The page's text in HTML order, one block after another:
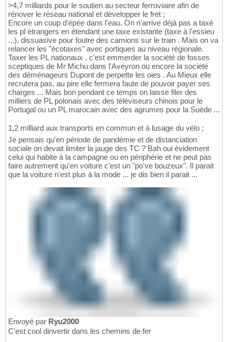
>4,7 milliards pour le soutien au secteur ferroviaire afin de
rénover le réseau national et développer le fret ;
Encore un coup d'épée dans l'eau. On n'arrive déjà pas a taxé
les pl étrangers en étendant une taxe existante (taxe à l'essieu
...), dissuasive pour foutre des camions sur le train . Mais on va
relancer les "écotaxes" avec portiques au niveau régionale.
Taxer les PL nationaux , c'est emmerder la société de fosses
sceptiques de Mr Michu dans l'Aveyron ou encore la société
des déménageurs Dupont de perpette les oies . Au Mieux elle
recrutera pas, au pire elle fermera faute de pouvoir payer ses
charges ... Mais bon pendant ce temps on laisse filer des
milliers de PL polonais avec des téléviseurs chinois pour le
Portugal ou un PL marocain avec des agrumes pour la Suède ...
1,2 milliard aux transports en commun et à lusage du vélo ;
Je pensais qu'en période de pandémie et de distanciation
sociale on devait limiter la jauge des TC ? Bah oui évidement
celui qui habite à la campagne ou en périphérie et ne peut pas
faire autrement qu'en voiture c'est un "po've bouzeux". Il parait
que la voiture n'est plus à la mode ... je dis bien il parait ...
Envoyé par Ryu2000
C'est cool dinvertir dans les chemins de fer